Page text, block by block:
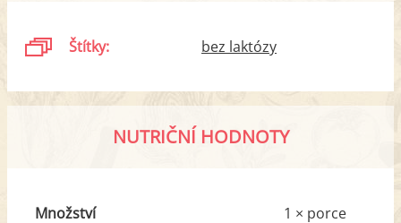
Štítky: bez laktózy
NUTRIČNÍ HODNOTY
Množství 1 × porce